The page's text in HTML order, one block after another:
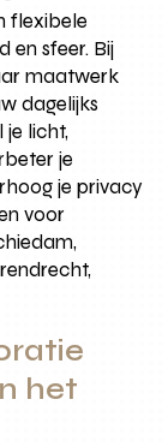
flexibele
en sfeer. Bij
maatwerk
dagelijks
licht,
je
je privacy
voor
het